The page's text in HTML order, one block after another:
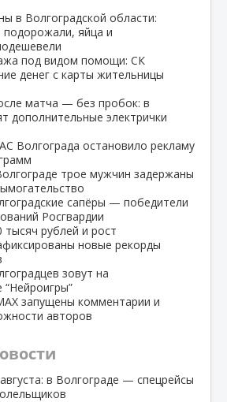
в Волгоградской области:
яйца и
под видом помощи: СК
денег с карты жительницы
матча — без пробок: в
дополнительные электрички
Волгограда остановило рекламу
трое мужчин задержаны
сапёры — победители
Росгвардии
тысяч рублей и рост
новые рекорды
зовут на
запущены комментарии и
авторов
в Волгограде — спецрейсы